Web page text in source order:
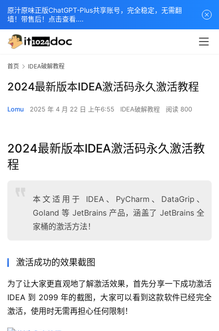
首页 IDEA破解教程
2024最新版本IDEA激活码永久激活教程
Lomu 2025 年 4 月 22 日 上午6:55 IDEA破解教程 阅读 800
2024最新版本IDEA激活码永久激活教
程
本文适用于 IDEA、PyCharm、DataGrip、
Goland 等 JetBrains 产品，涵盖了 JetBrains 全
家桶的激活方法！
激活成功的效果截图
为了让大家更直观地了解激活效果，首先分享一下成功激活
IDEA 到 2099 年的截图，大家可以看到这款软件已经完全
激活，使用时无需再担心任何限制！
原汁原味正版ChatGPT-Plus共享账号，完全稳定，无需翻
墙！带售后！点击查看....